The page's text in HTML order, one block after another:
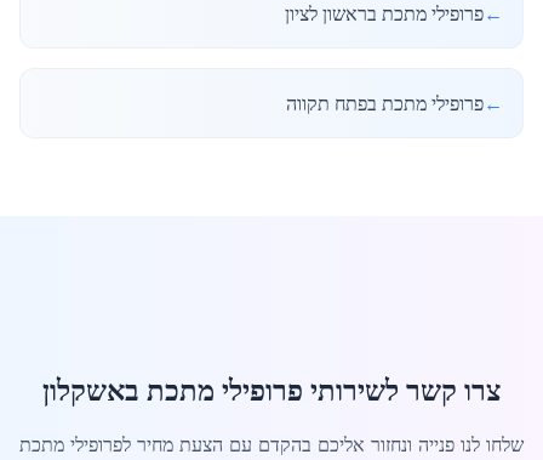
←פרופילי מתכת בראשון לציון
←פרופילי מתכת בפתח תקווה
צרו קשר לשירותי פרופילי מתכת באשקלון
שלחו לנו פנייה ונחזור אליכם בהקדם עם הצעת מחיר לפרופילי מתכת